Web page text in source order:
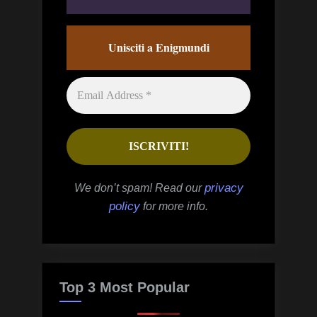
Unisciti a Enigmundi
We don’t spam! Read ourprivacy
policyfor more info.
Top 3 Most Popular